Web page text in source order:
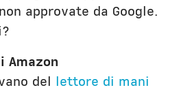
approvate da Google.
Amazon
del lettore di mani